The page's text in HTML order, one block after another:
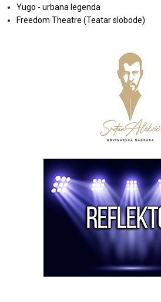
Yugo - urbana legenda
Freedom Theatre (Teatar slobode)